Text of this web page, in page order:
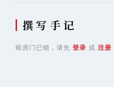
撰 写 手 记
暗房门已锁，请先 登录 或 注册